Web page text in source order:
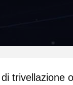
trivellazione